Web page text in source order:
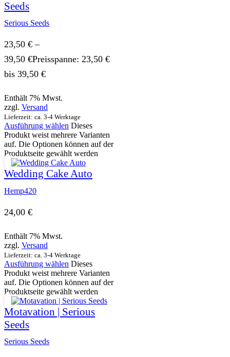
Seeds
Serious Seeds
23,50 € –
39,50 €Preisspanne: 23,50 €
bis 39,50 €
Enthält 7% Mwst.
zzgl. Versand
Lieferzeit: ca. 3-4 Werktage
Ausführung wählen Dieses
Produkt weist mehrere Varianten
auf. Die Optionen können auf der
Produktseite gewählt werden
Wedding Cake Auto
Hemp420
24,00 €
Enthält 7% Mwst.
zzgl. Versand
Lieferzeit: ca. 3-4 Werktage
Ausführung wählen Dieses
Produkt weist mehrere Varianten
auf. Die Optionen können auf der
Produktseite gewählt werden
Motavation | Serious
Seeds
Serious Seeds